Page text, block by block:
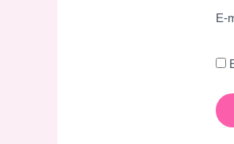
E-